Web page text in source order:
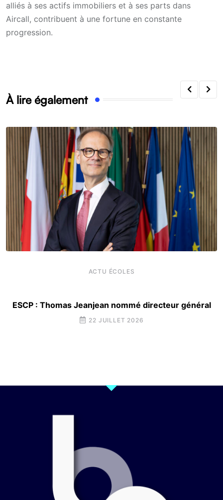
alliés à ses actifs immobiliers et à ses parts dans
Aircall, contribuent à une fortune en constante
progression.
À lire également
ACTU ÉCOLES
ESCP : Thomas Jeanjean nommé directeur général
22 JUILLET 2026